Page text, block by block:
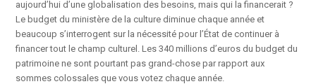
aujourd’hui d’une globalisation des besoins, mais qui la financerait ?
Le budget du ministère de la culture diminue chaque année et
beaucoup s’interrogent sur la nécessité pour l’État de continuer à
financer tout le champ culturel. Les 340 millions d’euros du budget du
patrimoine ne sont pourtant pas grand-chose par rapport aux
sommes colossales que vous votez chaque année.